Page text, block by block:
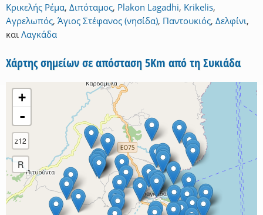
Κρικελής Ρέμα, Διπόταμος, Plakon Lagadhi, Krikelis,
Αγρελωπός, Άγιος Στέφανος (νησίδα), Παντουκιός, Δελφίνι,
και Λαγκάδα
Χάρτης σημείων σε απόσταση 5Km από τη Συκιάδα
+
-
z12
R